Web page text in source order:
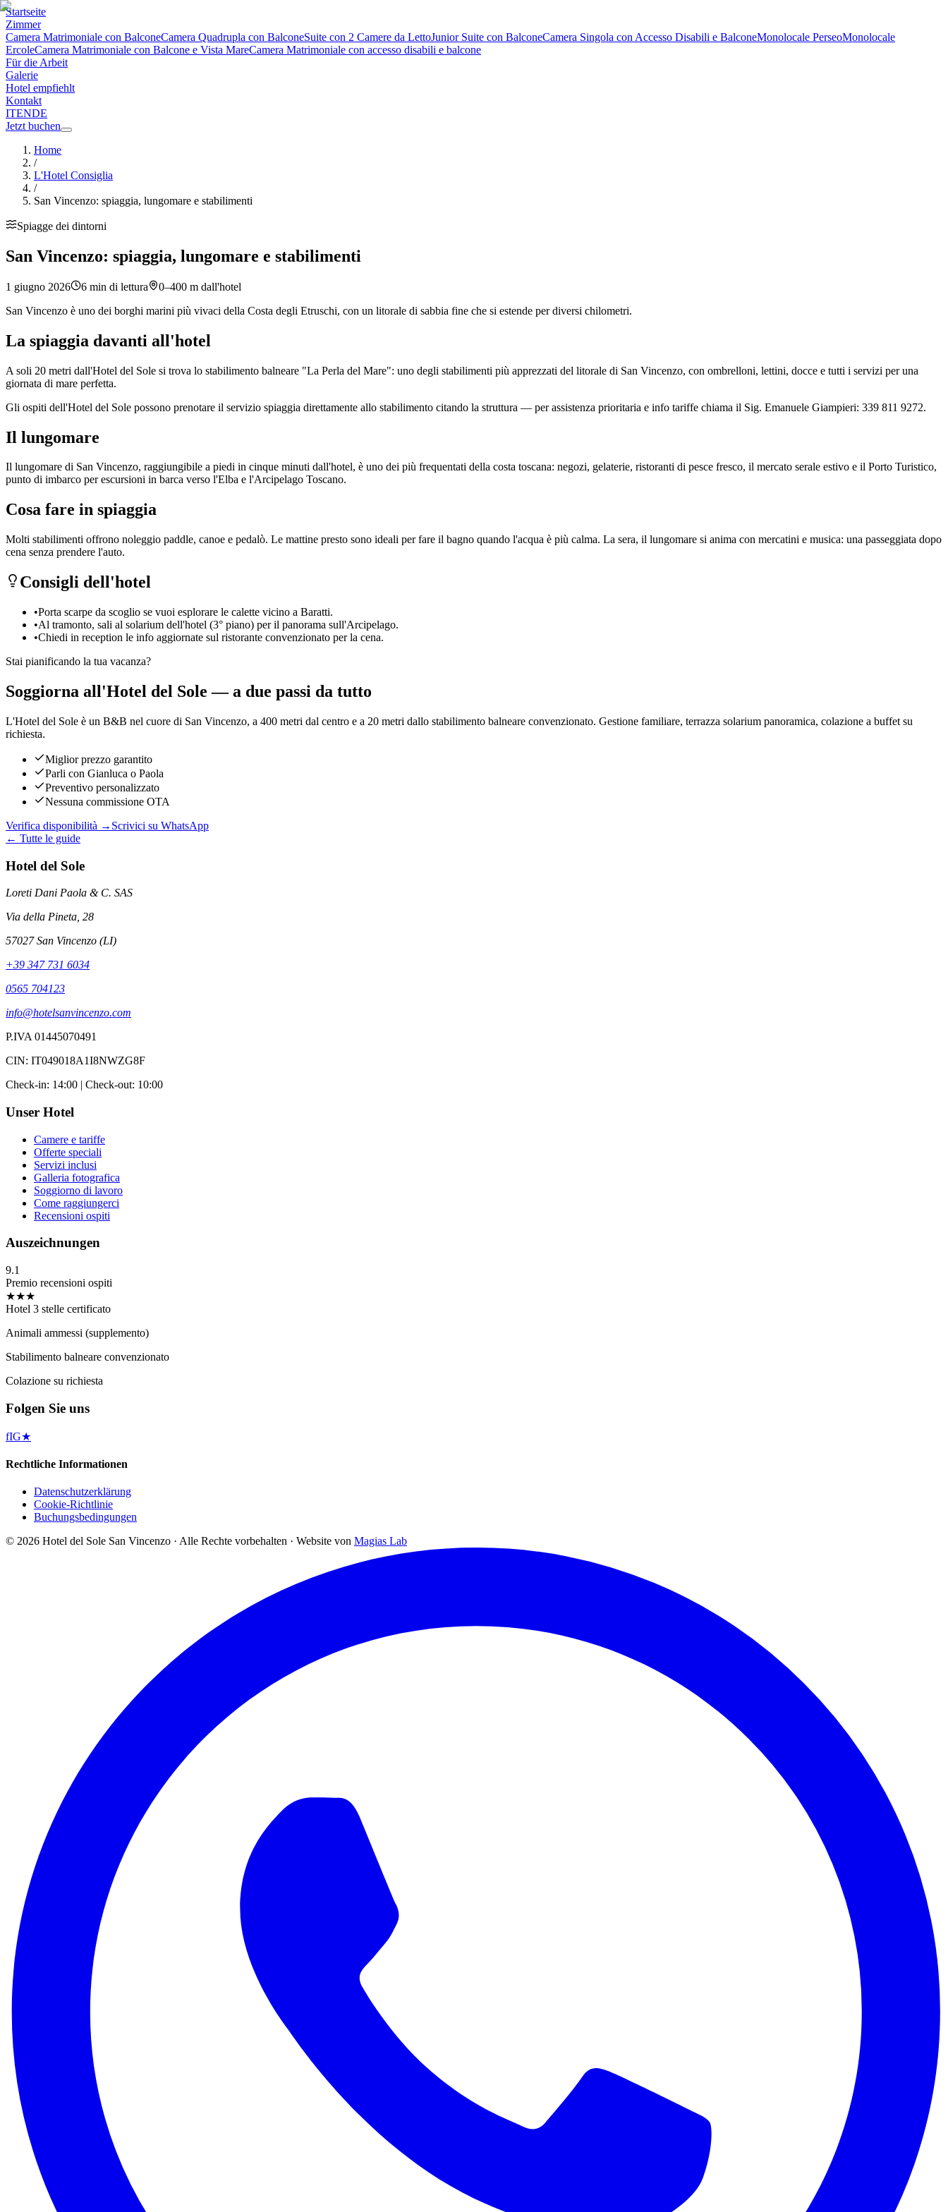
Startseite
Zimmer
Camera Matrimoniale con BalconeCamera Quadrupla con BalconeSuite con 2 Camere da LettoJunior Suite con BalconeCamera Singola con Accesso Disabili e BalconeMonolocale PerseoMonolocale
ErcoleCamera Matrimoniale con Balcone e Vista MareCamera Matrimoniale con accesso disabili e balcone
Für die Arbeit
Galerie
Hotel empfiehlt
Kontakt
ITENDE
Jetzt buchen
Home
/
L'Hotel Consiglia
/
San Vincenzo: spiaggia, lungomare e stabilimenti
Spiagge dei dintorni
San Vincenzo: spiaggia, lungomare e stabilimenti
1 giugno 2026 6 min di lettura
0–400 m dall'hotel
San Vincenzo è uno dei borghi marini più vivaci della Costa degli Etruschi, con un litorale di sabbia fine che si estende per diversi chilometri.
La spiaggia davanti all'hotel
A soli 20 metri dall'Hotel del Sole si trova lo stabilimento balneare "La Perla del Mare": uno degli stabilimenti più apprezzati del litorale di San Vincenzo, con ombrelloni, lettini, docce e tutti i servizi per una
giornata di mare perfetta.
Gli ospiti dell'Hotel del Sole possono prenotare il servizio spiaggia direttamente allo stabilimento citando la struttura — per assistenza prioritaria e info tariffe chiama il Sig. Emanuele Giampieri: 339 811 9272.
Il lungomare
Il lungomare di San Vincenzo, raggiungibile a piedi in cinque minuti dall'hotel, è uno dei più frequentati della costa toscana: negozi, gelaterie, ristoranti di pesce fresco, il mercato serale estivo e il Porto Turistico,
punto di imbarco per escursioni in barca verso l'Elba e l'Arcipelago Toscano.
Cosa fare in spiaggia
Molti stabilimenti offrono noleggio paddle, canoe e pedalò. Le mattine presto sono ideali per fare il bagno quando l'acqua è più calma. La sera, il lungomare si anima con mercatini e musica: una passeggiata dopo
cena senza prendere l'auto.
Consigli dell'hotel
•Porta scarpe da scoglio se vuoi esplorare le calette vicino a Baratti.
•Al tramonto, sali al solarium dell'hotel (3° piano) per il panorama sull'Arcipelago.
•Chiedi in reception le info aggiornate sul ristorante convenzionato per la cena.
Stai pianificando la tua vacanza?
Soggiorna all'Hotel del Sole — a due passi da tutto
L'Hotel del Sole è un B&B nel cuore di San Vincenzo, a 400 metri dal centro e a 20 metri dallo stabilimento balneare convenzionato. Gestione familiare, terrazza solarium panoramica, colazione a buffet su
richiesta.
Miglior prezzo garantito
Parli con Gianluca o Paola
Preventivo personalizzato
Nessuna commissione OTA
Verifica disponibilità → Scrivici su WhatsApp
← Tutte le guide
Hotel del Sole
Loreti Dani Paola & C. SAS
Via della Pineta, 28
57027 San Vincenzo (LI)
+39 347 731 6034
0565 704123
info@hotelsanvincenzo.com
P.IVA 01445070491
CIN: IT049018A1I8NWZG8F
Check-in: 14:00 | Check-out: 10:00
Unser Hotel
Camere e tariffe
Offerte speciali
Servizi inclusi
Galleria fotografica
Soggiorno di lavoro
Come raggiungerci
Recensioni ospiti
Auszeichnungen
9.1
Premio recensioni ospiti
★★★
Hotel 3 stelle certificato
Animali ammessi (supplemento)
Stabilimento balneare convenzionato
Colazione su richiesta
Folgen Sie uns
fIG★
Rechtliche Informationen
Datenschutzerklärung
Cookie-Richtlinie
Buchungsbedingungen
© 2026 Hotel del Sole San Vincenzo · Alle Rechte vorbehalten · Website von Magias Lab